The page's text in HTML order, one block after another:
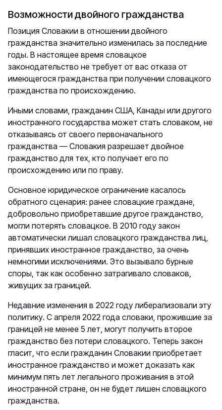
Возможности двойного гражданства
Позиция Словакии в отношении двойного
гражданства значительно изменилась за последние
годы. В настоящее время словацкое
законодательство не требует от вас отказа от
имеющегося гражданства при получении словацкого
гражданства по происхождению.
Иными словами, гражданин США, Канады или другого
иностранного государства может стать словаком, не
отказываясь от своего первоначального
гражданства — Словакия разрешает двойное
гражданство для тех, кто получает его по
происхождению или по праву.
Основное юридическое ограничение касалось
обратного сценария: ранее словацкие граждане,
добровольно приобретавшие другое гражданство,
могли потерять словацкое. В 2010 году закон
автоматически лишал словацкого гражданства лиц,
принявших иностранное гражданство, за очень
немногими исключениями. Это вызывало бурные
споры, так как особенно затрагивало словаков,
живущих за границей.
Недавние изменения в 2022 году либерализовали эту
политику. С апреля 2022 года словаки, прожившие за
границей не менее 5 лет, могут получить второе
гражданство без потери словацкого. Теперь закон
гласит, что если гражданин Словакии приобретает
иностранное гражданство и может доказать как
минимум пять лет легального проживания в этой
иностранной стране, он не будет лишен словацкого
гражданства.